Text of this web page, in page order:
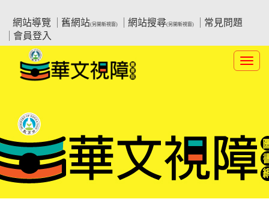
要
網站導覽
舊網站(另開新視窗) 網站搜尋(另開新視窗)
常見問題
會員登入
華文視障電子圖書網